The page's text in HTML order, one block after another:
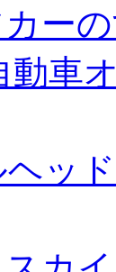
ー
動車
ッ